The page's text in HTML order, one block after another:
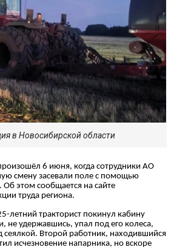
в Новосибирской области
6 июня, когда сотрудники АО
смену засевали поле с помощью
Об этом сообщается на сайте
труда региона.
летний тракторист покинул кабину
не удержавшись, упал под его колеса,
сеялкой. Второй работник, находившийся
исчезновение напарника, но вскоре